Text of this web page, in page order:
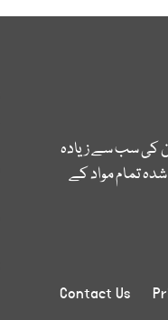
کی سب سے زیادہ
تمام مواد کے
Contact Us